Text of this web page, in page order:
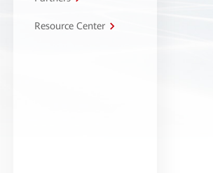
Resource Center